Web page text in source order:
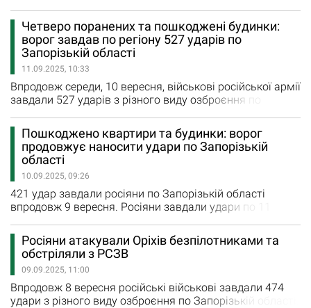
безпілотників. На жаль, внаслідок авіаудару по
Успенівці загинув 65-річний чоловік. Новоандріївку та
Малинівку росіяни двічі обстріляли з РСЗВ, ще сім
авіаударів ворог завдав по Залізничному, Білогір’ю,
Успенівці,…
Четверо поранених та пошкоджені будинки:
ворог завдав по регіону 527 ударів по
Запорізькій області
11.09.2025, 10:33
Впродовж середи, 10 вересня, військові російської армії
завдали 527 ударів з різного виду озброєння по
14 містам та селам Запорізької області.
Новоданилівку, Малу Токмачку, Червоне та
Преображенку росіяни п’ять разів обстріляли з
реактивних систем залпового вогню. 11 авіаударів
ворог завдав по Оріхову, Залізничному,…
Пошкоджено квартири та будинки: ворог
продовжує наносити удари по Запорізькій
області
10.09.2025, 09:26
421 удар завдали росіяни по Запорізькій області
впродовж 9 вересня. Росіяни завдали удари по 11
та Малу Токмачку окупаційні війська обстріляли з
реактивних систем залпового вогню. Вісім авіаударів
було завдано росіянами по Гуляйполю, Новоданилівці,
Червоному та Малинівці. Території Плавнів, Гуляйполя,
Щербаків,…
Росіяни атакували Оріхів безпілотниками та
обстріляли з РСЗВ
09.09.2025, 11:00
Впродовж 8 вересня російські військові завдали 474
удари з різного виду озброєння по Запорізькій області.